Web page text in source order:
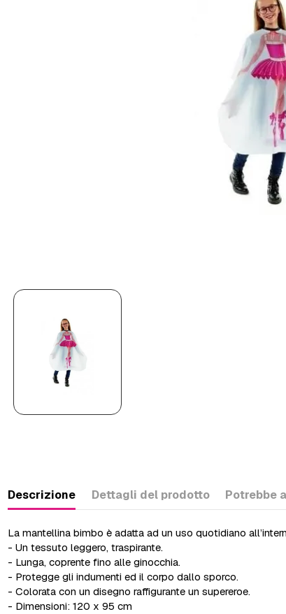
Descrizione Dettagli del prodotto Potrebbe
La mantellina bimbo è adatta ad un uso quotidiano
- Un tessuto leggero, traspirante.
- Lunga, coprente fino alle ginocchia.
- Protegge gli indumenti ed il corpo dallo sporco.
- Colorata con un disegno raffigurante un supereroe.
- Dimensioni: 120 x 95 cm